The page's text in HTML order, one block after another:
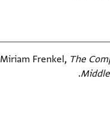
Miriam Frenkel, The